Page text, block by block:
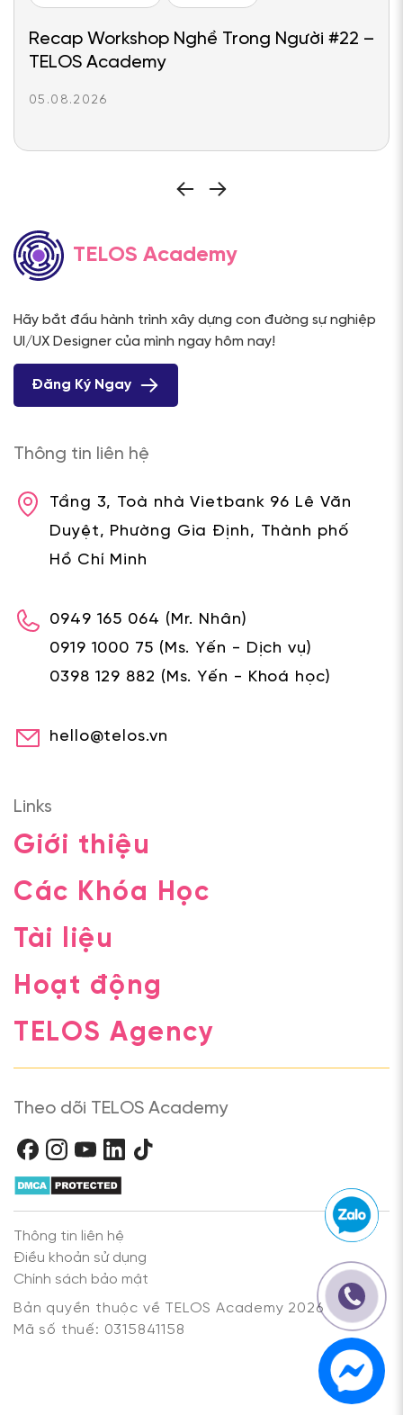
Recap Workshop Nghề Trong Người #22 –
TELOS Academy
05.08.2026
TELOS Academy
Hãy bắt đầu hành trình xây dựng con đường sự nghiệp
UI/UX Designer của mình ngay hôm nay!
Đăng Ký Ngay
Thông tin liên hệ
Tầng 3, Toà nhà Vietbank 96 Lê Văn
Duyệt, Phường Gia Định, Thành phố
Hồ Chí Minh
0949 165 064 (Mr. Nhân)
0919 1000 75 (Ms. Yến - Dịch vụ)
0398 129 882 (Ms. Yến - Khoá học)
hello@telos.vn
Links
Giới thiệu
Các Khóa Học
Tài liệu
Hoạt động
TELOS Agency
Theo dõi TELOS Academy
Thông tin liên hệ
Điều khoản sử dụng
Chính sách bảo mật
Bản quyền thuộc về TELOS Academy 2026
Mã số thuế: 0315841158